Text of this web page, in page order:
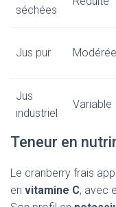
séchées
Jus pur Modérée
Jus
industriel
Variable
Teneur en
Le cranberry frais
en vitamine C, avec